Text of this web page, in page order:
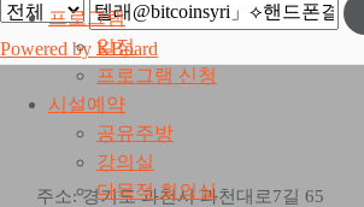
프로그램
일정
프로그램 신청
시설예약
공유주방
강의실
다목적 회의실
Powered by KBoard
주소: 경기도 과천시 과천대로7길 65